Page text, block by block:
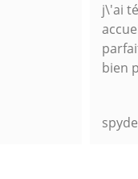
j\'ai
bien